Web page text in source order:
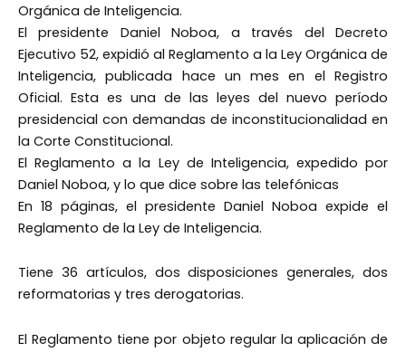
Orgánica de Inteligencia.
El presidente Daniel Noboa, a través del Decreto
Ejecutivo 52, expidió al Reglamento a la Ley Orgánica de
Inteligencia, publicada hace un mes en el Registro
Oficial. Esta es una de las leyes del nuevo período
presidencial con demandas de inconstitucionalidad en
la Corte Constitucional.
El Reglamento a la Ley de Inteligencia, expedido por
Daniel Noboa, y lo que dice sobre las telefónicas
En 18 páginas, el presidente Daniel Noboa expide el
Reglamento de la Ley de Inteligencia.
Tiene 36 artículos, dos disposiciones generales, dos
reformatorias y tres derogatorias.
El Reglamento tiene por objeto regular la aplicación de